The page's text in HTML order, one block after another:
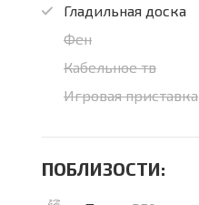
Гладильная доска
Фен
Кабельное тв
Игровая приставка
ПОБЛИЗОСТИ: